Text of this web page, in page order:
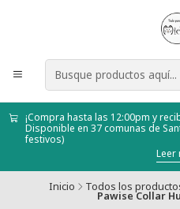
¡Compra hasta las 12:00pm y
Disponible en 37 comunas de
festivos)
Leer
Inicio Todos los
Pawise Collar